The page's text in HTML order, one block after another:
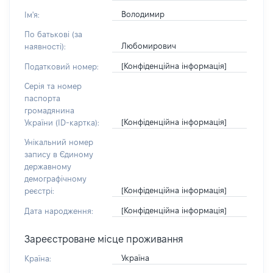
Ім'я: Володимир
По батькові (за
наявності):
Любомирович
Податковий номер: [Конфіденційна інформація]
Серія та номер
паспорта
громадянина
України (ID-картка):
[Конфіденційна інформація]
Унікальний номер
запису в Єдиному
державному
демографічному
реєстрі:
[Конфіденційна інформація]
Дата народження: [Конфіденційна інформація]
Зареєстроване місце проживання
Країна: Україна